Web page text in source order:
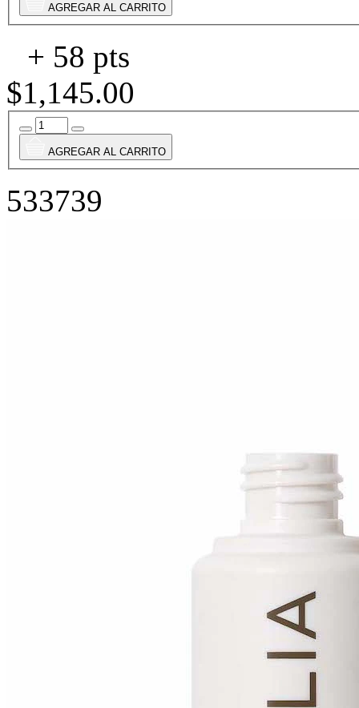
AGREGAR AL CARRITO
+ 58 pts
$1,145.00
AGREGAR AL CARRITO
533739